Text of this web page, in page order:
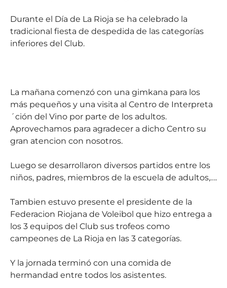
Durante el Día de La Rioja se ha celebrado la
tradicional fiesta de despedida de las categorías
inferiores del Club.
La mañana comenzó con una gimkana para los
más pequeños y una visita al Centro de Interpreta
´ción del Vino por parte de los adultos.
Aprovechamos para agradecer a dicho Centro su
gran atencion con nosotros.
Luego se desarrollaron diversos partidos entre los
niños, padres, miembros de la escuela de adultos,….
Tambien estuvo presente el presidente de la
Federacion Riojana de Voleibol que hizo entrega a
los 3 equipos del Club sus trofeos como
campeones de La Rioja en las 3 categorías.
Y la jornada terminó con una comida de
hermandad entre todos los asistentes.